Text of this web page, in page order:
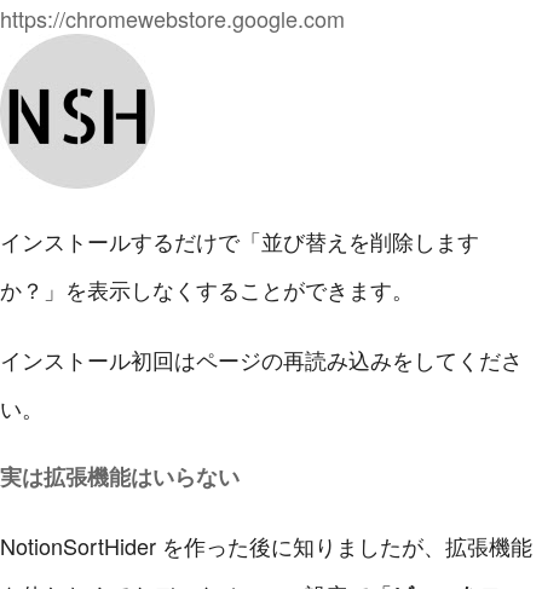
https://chromewebstore.google.com
インストールするだけで「並び替えを削除します
か？」を表示しなくすることができます。
インストール初回はページの再読み込みをしてくださ
い。
実は拡張機能はいらない
NotionSortHider を作った後に知りましたが、拡張機能